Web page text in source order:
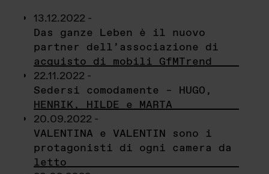
13.12.2022 -
Das ganze Leben è il nuovo
partner dell’associazione di
acquisto di mobili GfMTrend
22.11.2022 -
Sedersi comodamente – HUGO,
HENRIK, HILDE e MARTA
20.09.2022 -
VALENTINA e VALENTIN sono i
protagonisti di ogni camera da
letto